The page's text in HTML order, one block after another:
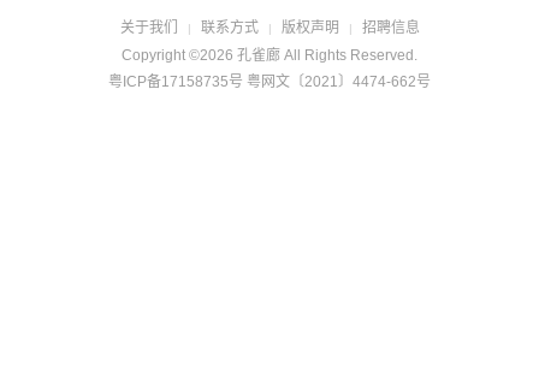
关于我们 | 联系方式 | 版权声明 |
招聘信息
Copyright ©2026 孔雀廊 All Rights Reserved.
粤ICP备17158735号 粤网文〔2021〕4474-662号